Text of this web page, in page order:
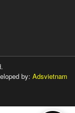
by: Adsvietnam